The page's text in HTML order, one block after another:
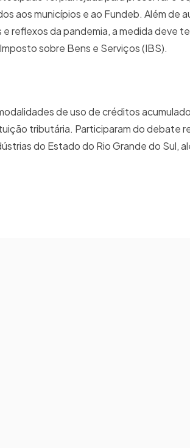
aos municípios e ao Fundeb. Além de
reflexos da pandemia, a medida deve
sobre Bens e Serviços (IBS).
de uso de créditos
tributária. Participaram do debate
do Estado do Rio Grande do Sul,